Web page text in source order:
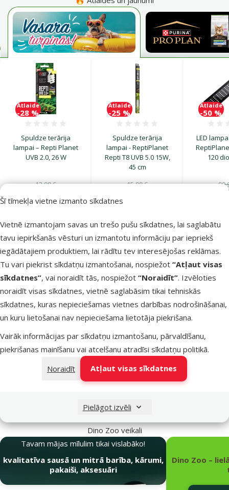
Šī tīmekļa vietne izmanto sīkdatnes
Vietnē izmantojam savas un trešo pušu sīkdatnes, lai saglabātu
tavu iepirkšanās vēsturi un izmantotu informāciju par iepriekš
iegādātajiem produktiem, lai rādītu tev interesējošas reklāmas.
Tu vari piekrist sīkdatņu izmantošanai, nospiežot “Atļaut visas
sīkdatnes”, vai noraidīt tās, nospiežot “Noraidīt”. Izvēloties
noraidīt visas sīkdatnes, vietnē saglabāsim tikai tehniskās
sīkdatnes, kuras nepieciešamas vietnes darbības nodrošināšanai,
un kuru lietošanai nav nepieciešama lietotāja piekrišana.
Vairāk informācijas par sīkdatņu izmantošanu, pārvaldīšanu,
piekrišanas mainīšanu vai atcelšanu atradīsi sīkdatņu politikā.
Noraidīt
Atļaut visas sīkdatnes
Pielāgot izvēli
Spuldze terārija
lampai – Repti Planet
UVB 2.0, 26 W
13,99 €
Atlaide
-28 %
Spuldze terārija
lampai - ReptiPlanet
Repti T8 UVB 5.0 15W,
45 cm
15,99 €
Atlaide
-25 %
grozam
LED
120
Atlaide
-50 %
Visi piedāvājuma produkti
Iepērcies pēc zīmola
Visi zīmoli
Dino Zoo veikali
Tavam mājas mīlulim tikai vislabāko!
kvalitatīva sausā un mitrā barība, kārumi,
pakaiši, aksesuāri
Dino Zoo –